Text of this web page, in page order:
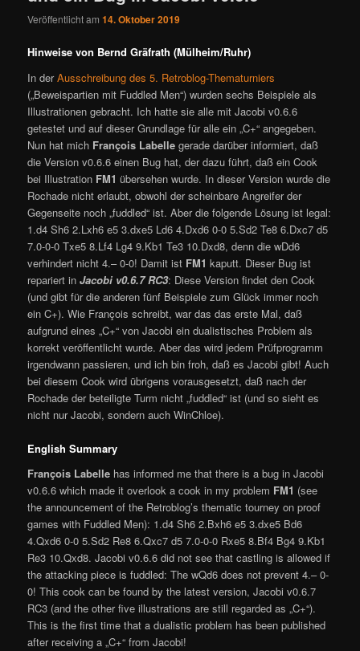
Veröffentlicht am14. Oktober 2019
Hinweise von Bernd Gräfrath (Mülheim/Ruhr)
In derAusschreibung des 5. Retroblog-Thematurniers
(„Beweispartien mit Fuddled Men“) wurden sechs Beispiele als
Illustrationen gebracht. Ich hatte sie alle mit Jacobi v0.6.6
getestet und auf dieser Grundlage für alle ein „C+“ angegeben.
Nun hat mich François Labelle gerade darüber informiert, daß
die Version v0.6.6 einen Bug hat, der dazu führt, daß ein Cook
bei Illustration FM1 übersehen wurde. In dieser Version wurde die
Rochade nicht erlaubt, obwohl der scheinbare Angreifer der
Gegenseite noch „fuddled“ ist. Aber die folgende Lösung ist legal:
1.d4 Sh6 2.Lxh6 e5 3.dxe5 Ld6 4.Dxd6 0-0 5.Sd2 Te8 6.Dxc7 d5
7.0-0-0 Txe5 8.Lf4 Lg4 9.Kb1 Te3 10.Dxd8, denn die wDd6
verhindert nicht 4.– 0-0! Damit ist FM1 kaputt. Dieser Bug ist
repariert inJacobi v0.6.7 RC3: Diese Version findet den Cook
(und gibt für die anderen fünf Beispiele zum Glück immer noch
ein C+). Wie François schreibt, war das das erste Mal, daß
aufgrund eines „C+“ von Jacobi ein dualistisches Problem als
korrekt veröffentlicht wurde. Aber das wird jedem Prüfprogramm
irgendwann passieren, und ich bin froh, daß es Jacobi gibt! Auch
bei diesem Cook wird übrigens vorausgesetzt, daß nach der
Rochade der beteiligte Turm nicht „fuddled“ ist (und so sieht es
nicht nur Jacobi, sondern auch WinChloe).
English Summary
François Labelle has informed me that there is a bug in Jacobi
v0.6.6 which made it overlook a cook in my problem FM1 (see
the announcement of the Retroblog’s thematic tourney on proof
games with Fuddled Men): 1.d4 Sh6 2.Bxh6 e5 3.dxe5 Bd6
4.Qxd6 0-0 5.Sd2 Re8 6.Qxc7 d5 7.0-0-0 Rxe5 8.Bf4 Bg4 9.Kb1
Re3 10.Qxd8. Jacobi v0.6.6 did not see that castling is allowed if
the attacking piece is fuddled: The wQd6 does not prevent 4.– 0-
0! This cook can be found by the latest version, Jacobi v0.6.7
RC3 (and the other five illustrations are still regarded as „C+“).
This is the first time that a dualistic problem has been published
after receiving a „C+“ from Jacobi!